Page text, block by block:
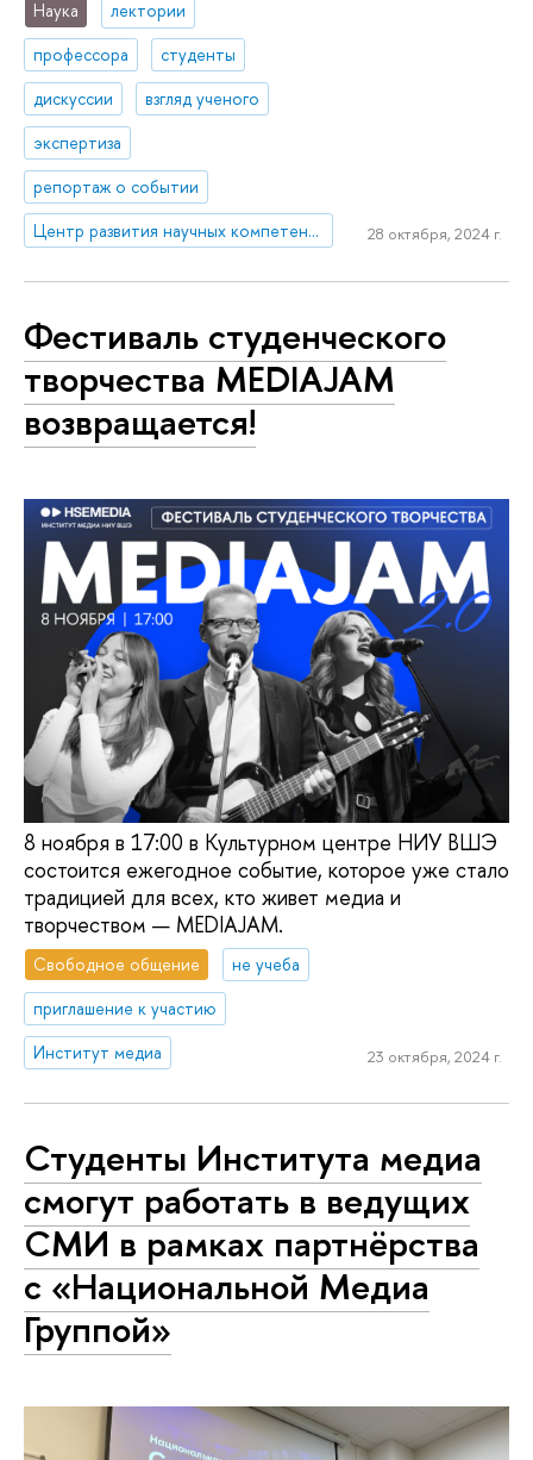
Наука
лектории
профессора
студенты
дискуссии
взгляд ученого
экспертиза
репортаж о событии
Центр развития научных компетенций
28 октября, 2024 г.
Фестиваль студенческого
творчества MEDIAJAM
возвращается!
8 ноября в 17:00 в Культурном центре НИУ ВШЭ
состоится ежегодное событие, которое уже стало
традицией для всех, кто живет медиа и
творчеством — MEDIAJAM.
Свободное общение
не учеба
приглашение к участию
Институт медиа
23 октября, 2024 г.
Студенты Института медиа
смогут работать в ведущих
СМИ в рамках партнёрства
с «Национальной Медиа
Группой»